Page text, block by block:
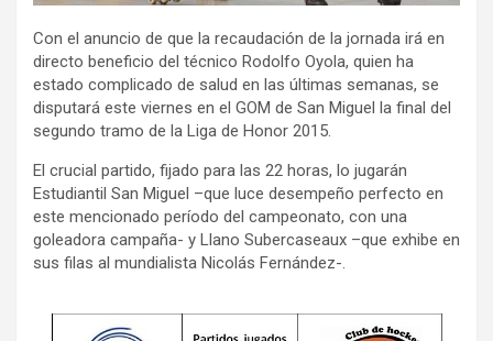
Con el anuncio de que la recaudación de la jornada irá en
directo beneficio del técnico Rodolfo Oyola, quien ha
estado complicado de salud en las últimas semanas, se
disputará este viernes en el GOM de San Miguel la final del
segundo tramo de la Liga de Honor 2015.
El crucial partido, fijado para las 22 horas, lo jugarán
Estudiantil San Miguel –que luce desempeño perfecto en
este mencionado período del campeonato, con una
goleadora campaña- y Llano Subercaseaux –que exhibe en
sus filas al mundialista Nicolás Fernández-.